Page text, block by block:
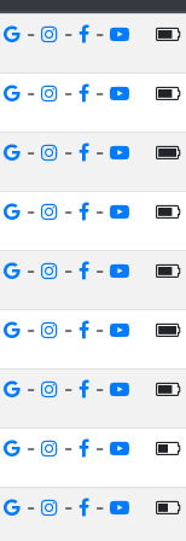
-
- -
- - -
- - -
- - -
- - -
- - -
- - -
- - -
- - -